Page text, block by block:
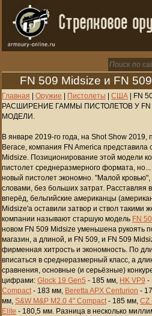
FN 509 Midsize и FN
Главная | Оружие | Пистолеты | США | FN
РАСШИРЕНИЕ ГАММЫ ПИСТОЛЕТОВ У FN
МОДЕЛИ.
В январе 2019-го года, на Shot Show
Вегасе, компания FN America представила
Midsize. Позиционирование этой модели
пистолет среднеразмерного формата, но...
новый пистолет экономно. "Малой кровью",
словами, без больших затрат. Расставляя
вперёд, бельгийские американцы
Midsize'а оставили затвор и ствол такими
компании называют старшую модель FN
новом FN 509 Midsize уменьшена рукоять
магазин, а длиной, и FN 509, и FN 509
фирменная хитрость и экономность. По
вписаться в среднеразмерный класс, а
сравнения, основные (и серьёзные)
цифрами: Glock 19 Gen5 - 185 мм, HK VP9 -
Compact- 183 мм, Beretta APX Centurion -
мм, S&W M&P M2.0 4" Compact- 185 мм, CZ
Elite - 180,5 мм. Разница в несколько